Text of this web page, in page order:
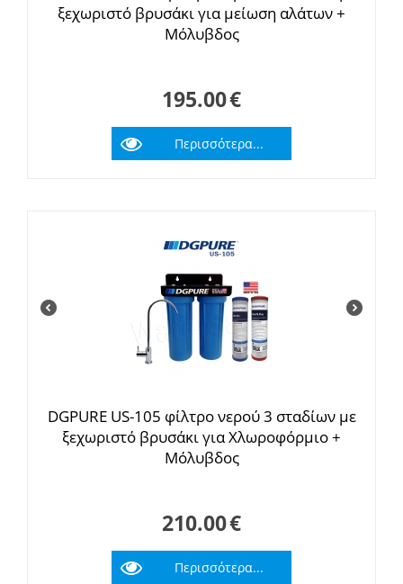
ξεχωριστό βρυσάκι για μείωση αλάτων +
Μόλυβδος
195.00€
Περισσότερα...
DGPURE US-105 φίλτρο νερού 3 σταδίων με
ξεχωριστό βρυσάκι για Χλωροφόρμιο +
Μόλυβδος
210.00€
Περισσότερα...